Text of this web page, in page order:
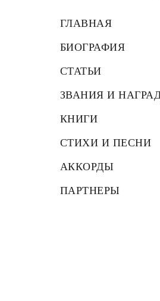
ГЛАВНАЯ
БИОГРАФИЯ
СТАТЬИ
ЗВАНИЯ И
КНИГИ
СТИХИ И ПЕСНИ
АККОРДЫ
ПАРТНЕРЫ